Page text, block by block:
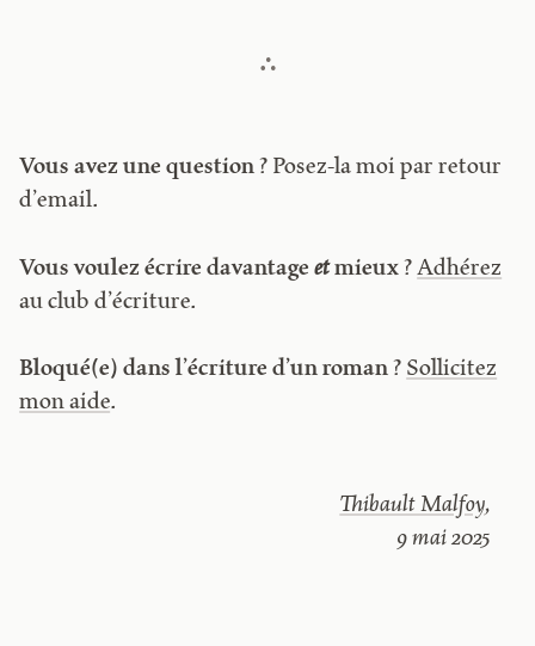
Vous avez une question ? Posez-la moi par retour
d’email.
Vous voulez écrire davantageetmieux ?Adhérez
au club d’écriture.
Bloqué(e) dans l’écriture d’un roman ? Sollicitez
mon aide.
Thibault Malfoy,
9 mai 2025